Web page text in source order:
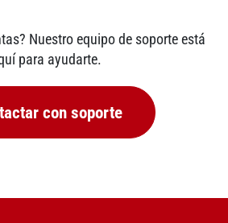
con soporte
Nuestro equipo de soporte está
para ayudarte.